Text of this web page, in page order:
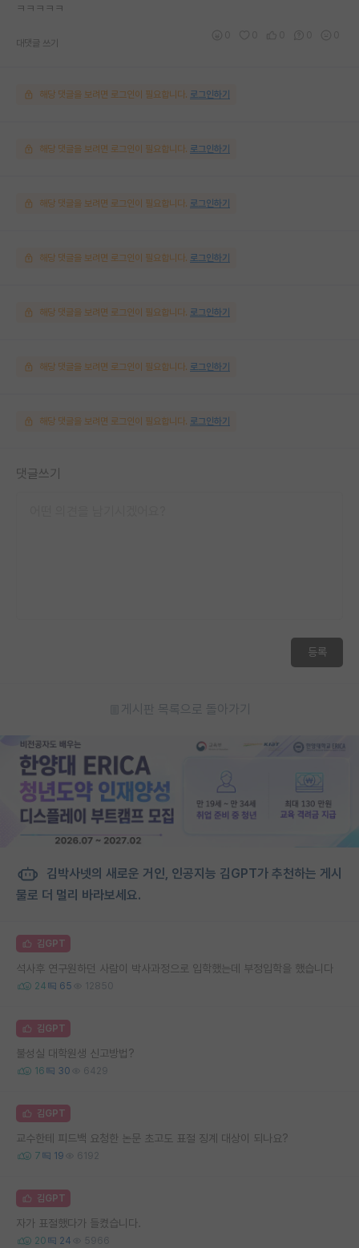
ㅋㅋㅋㅋㅋ
대댓글 쓰기
해당 댓글을 보려면 로그인이 필요합니다. 로그인하기
해당 댓글을 보려면 로그인이 필요합니다. 로그인하기
해당 댓글을 보려면 로그인이 필요합니다. 로그인하기
해당 댓글을 보려면 로그인이 필요합니다. 로그인하기
해당 댓글을 보려면 로그인이 필요합니다. 로그인하기
해당 댓글을 보려면 로그인이 필요합니다. 로그인하기
해당 댓글을 보려면 로그인이 필요합니다. 로그인하기
댓글쓰기
등록
게시판 목록으로 돌아가기
김박사넷의 새로운 거인, 인공지능 김GPT가 추천하는 게시
물로 더 멀리 바라보세요.
김GPT
석사후 연구원하던 사람이 박사과정으로 입학했는데 부정입학을 했습니다
24 65 12850
김GPT
불성실 대학원생 신고방법?
16 30 6429
김GPT
교수한테 피드백 요청한 논문 초고도 표절 징계 대상이 되나요?
7 19 6192
김GPT
자가 표절했다가 들켰습니다.
20 24 5966